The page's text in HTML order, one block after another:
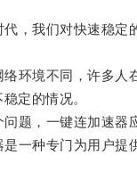
我们对快速稳定
境不同，许多人
定的情况。
，一键连加速器应
种专门为用户提